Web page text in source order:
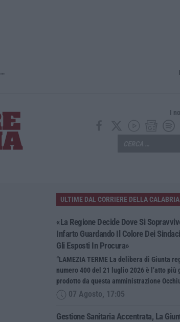
Whisky, il nuovo viaggio sonoro dei Duettango è
I
ULTIME DAL CORRIERE DELLA CALABRIA
«La Regione Decide Dove Si
Infarto Guardando Il Colore Dei
Gli Esposti In Procura»
“LAMEZIA TERME La delibera di Giunta
numero 400 del 21 luglio 2026 è l’atto più
prodotto da questa amministrazione
07 Agosto, 17:05
Gestione Sanitaria Accentrata, La